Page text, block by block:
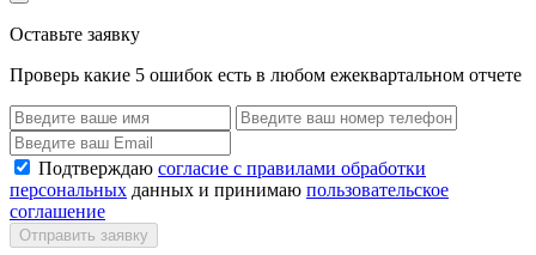
Оставьте заявку
Проверь какие 5 ошибок есть в любом ежеквартальном отчете
Подтверждаю согласие с правилами обработки
персональных данных и принимаю пользовательское
соглашение
Отправить заявку